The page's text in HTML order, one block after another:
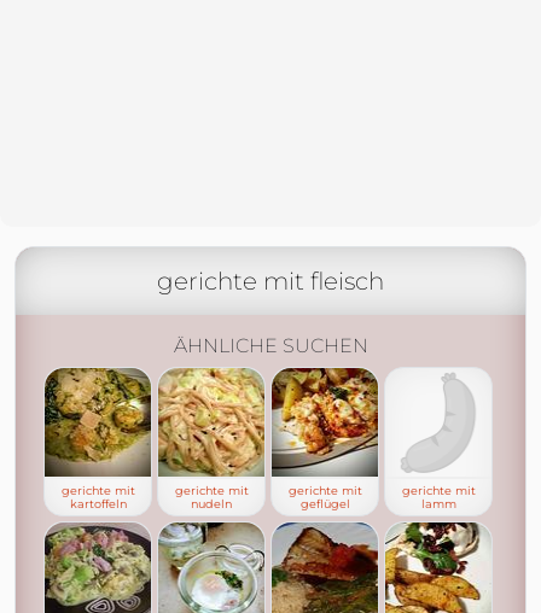
gerichte mit fleisch
ÄHNLICHE SUCHEN
gerichte mit
kartoffeln
gerichte mit
nudeln
gerichte mit
geflügel
gerichte mit
lamm